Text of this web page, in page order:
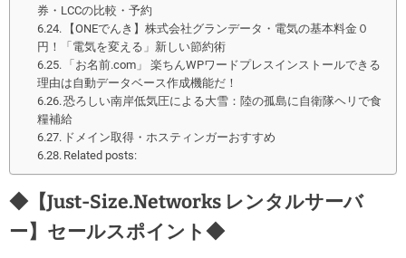
券・LCCの比較・予約
【ONEでんき】株式会社グランデータ・電気の基本料金０
円！「電気を変える」新しい節約術
「お名前.com」 楽ちんWPワードプレスインストールできる
理由は自動データベース作成機能だ！
恐ろしい南岸低気圧による大雪：陸の孤島に自衛隊ヘリで食
糧補給
ドメイン取得・ホスティンガーおすすめ
Related posts:
◆【Just-Size.Networks レンタルサーバ
ー】セールスポイント◆